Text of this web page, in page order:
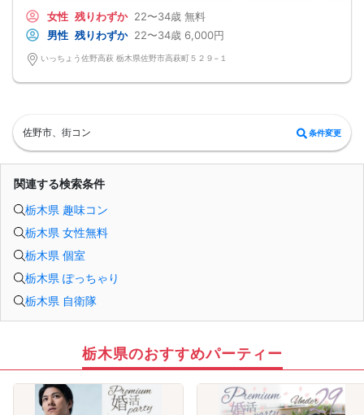
17:30[ パーティ終了・ご退室 ]
女性からの優先退出になります
【マッチングカード】
貴方に代わり良い印象だった方にマッチングコンカードをお渡し致します☆
【使い方】
皆様のご参加お待ちしております♪
2026年8月16日(日曜)
【参加条件】
独身男性・独身女性
男性：２２歳～３４歳の方
女性：２２歳～３４歳の方
３２名まで（最少開催2：2）
【飲食内容】
食事：スイーツ
飲物：1ドリンク付き（ソフトドリンク）
【開催地】いっちょう佐野高萩
住所：栃木県佐野市高萩町５２９−１
97台有
※ 駐車場に限りがございます
※ なるべく乗り合わせの上お越し下さい
【参加費】
男性：6500円(税込)
→早割で6000円
女性：1000円(税込)
→早割で500円→先着3名特別無料♪
※キャンセルの際はキャンセル代がかかります※
18:30[ 受付スタート ] 当日現金支払
★開始１０分前にはご着席下さい★
19:00[ パーティ開始 ] イベント説明
☆ 参加者全員で乾杯 ☆
19:05
数回[ 1対1テーブルトーク ]
女性 残りわずか 22〜34歳 無料
男性 残りわずか 22〜34歳 6,000円
いっちょう佐野高萩 栃木県佐野市高萩町５２９−１
佐野市、街コン 条件変更
関連する検索条件
栃木県 趣味コン
栃木県 女性無料
栃木県 個室
栃木県 ぽっちゃり
栃木県 自衛隊
栃木県のおすすめパーティー